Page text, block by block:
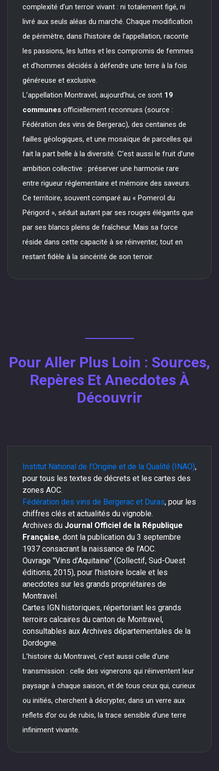
complexité d’un terroir vivant : ni totalement figé, ni
livré aux seuls aléas du marché. Chaque modification
de périmètre, dans l’histoire de l’appellation, raconte
les passions, les luttes et les compromis de femmes
et d’hommes décidés à défendre une terre à la fois
généreuse et exclusive.
L’appellation Montravel, aujourd’hui, ce sont 19
communes officiellement reconnues (source :
Fédération des vins de Bergerac), des centaines de
failles géologiques, et une mosaïque de parcelles qui
fait la part belle à la diversité. C’est aussi le fruit d’une
ambition collective : préserver une harmonie rare
entre rigueur réglementaire et mémoire des saveurs.
Ce territoire, souvent comparé au « Pomerol du
Périgord », séduit autant par ses rouges élégants que
par ses blancs pleins de fraîcheur. Mais sa force
réside dans cette capacité à se réinventer, tout en
restant fidèle à la sincérité de son terroir.
Pour Aller Plus Loin : Sources,
Repères Et Anecdotes À
Découvrir
Institut National de l’Origine et de la Qualité (INAO),
pour tous les textes de décrets et les cartes des
zones AOC.
Fédération des vins de Bergerac et Duras, pour les
chiffres clés et actualités du vignoble.
Archives du Journal Officiel de la République
Française, dont la publication du 3 septembre
1937 consacrant la naissance de l’AOC.
Ouvrage "Vins d'Aquitaine" (Collectif, Sud-Ouest
éditions, 2015), pour l’histoire locale et les
anecdotes sur les grands propriétaires de
Montravel.
Cartes IGN historiques, répertoriant les grands
terroirs calcaires du canton de Montravel,
consultables aux Archives départementales de la
Dordogne.
L’histoire du Montravel, c’est aussi celle d’une
transmission : celle des vignerons qui réinventent leur
paysage à chaque saison, et de tous ceux qui, curieux
ou initiés, cherchent à décrypter, dans un verre aux
reflets d’or ou de rubis, la trace sensible d’une terre
infiniment vivante.